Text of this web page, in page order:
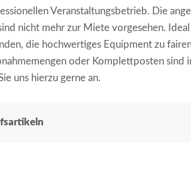
Veranstaltungsbetrieb. Die
nicht mehr zur Miete vorgesehen.
die hochwertiges Equipment zu
oder Komplettposten sind
uns hierzu gerne an.